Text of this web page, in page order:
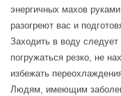
энергичных махов
разогреют вас и
Заходить в воду
погружаться резко, не
избежать
Людям, имеющим